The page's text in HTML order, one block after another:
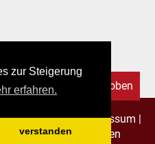
zur Steigerung
erfahren.
verstanden
vorbehalten.–Impressum |
Geschäftsbedingungen
Nach oben